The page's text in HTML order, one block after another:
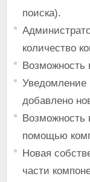
поиска).
количество
Возможность
Уведомление
добавлено
Возможность
помощью
Новая
части